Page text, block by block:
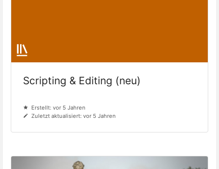
Scripting & Editing (neu)
Erstellt: vor 5 Jahren
Zuletzt aktualisiert: vor 5 Jahren